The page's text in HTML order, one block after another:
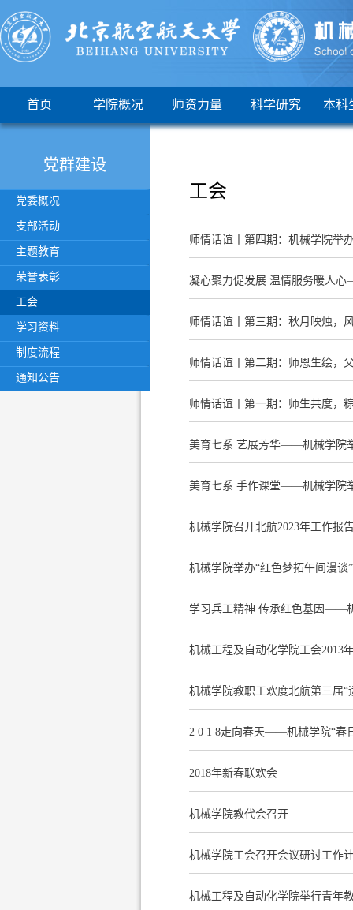
首页 学院概况 师资力量 科学研究 本科
党群建设
党委概况
支部活动
主题教育
荣誉表彰
工会
学习资料
制度流程
通知公告
工会
师情话谊丨第四期：机械学院举
凝心聚力促发展 温情服务暖人
师情话谊丨第三期：秋月映烛，
师情话谊丨第二期：师恩生绘，
师情话谊丨第一期：师生共度，
美育七系 艺展芳华——机械学院
美育七系 手作课堂——机械学院
机械学院召开北航2023年工作报
机械学院举办“红色梦拓午间漫
学习兵工精神 传承红色基因——
机械工程及自动化学院工会2013
机械学院教职工欢度北航第三届“
2 0 1 8走向春天——机械学院“春
2018年新春联欢会
机械学院教代会召开
机械学院工会召开会议研讨工作
机械工程及自动化学院举行青年